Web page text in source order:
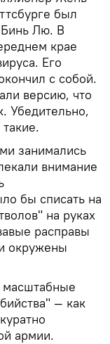
был
Бинь Лю. В
крае
Его
с собой.
версию, что
Убедительно,
занимались
внимание
бы списать на
на руках
расправы
окружены
масштабные
— как
армии.